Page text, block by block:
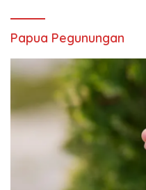
Papua Pegunungan